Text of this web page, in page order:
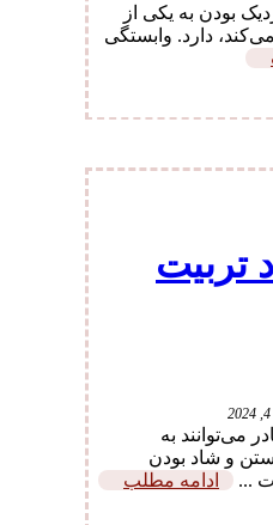
بودن به یکی از
دارد. وابستگی
تربیت
می‌توانند به
و شاد بودن
...
ادامه مطلب